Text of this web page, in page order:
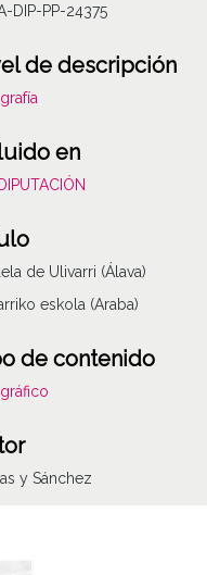
DIP-PP-24375
de descripción
en
de Ulivarri (Álava)
eskola (Araba)
de contenido
y Sánchez
sin identificar